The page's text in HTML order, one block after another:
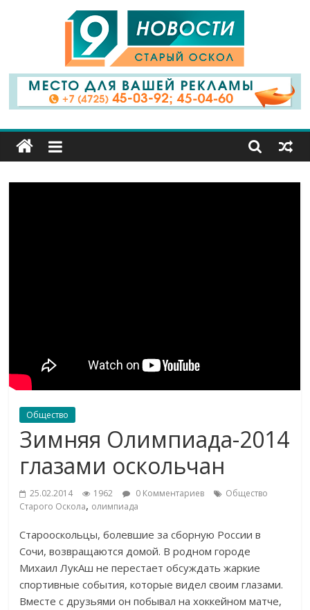
9
Канал
Старый
Общество
Зимняя Олимпиада-2014
глазами оскольчан
25.02.2014 1962 0 Комментариев
Общество
Старого Оскола, олимпиада
Старооскольцы, болевшие за сборную России в
Сочи, возвращаются домой. В родном городе
Михаил ЛукАш не перестает обсуждать жаркие
спортивные события, которые видел своим глазами.
Вместе с друзьями он побывал на хоккейном матче,